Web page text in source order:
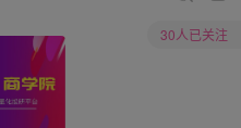
30人已关注